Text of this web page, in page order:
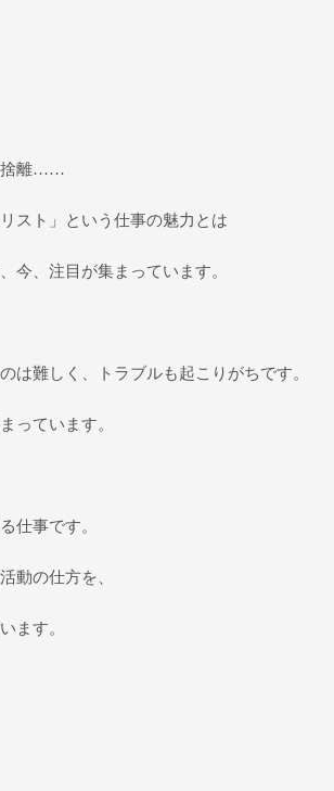
捨離……
スト」という仕事の魅力とは
今、注目が集まっています。
は難しく、トラブルも起こりがちです。
っています。
仕事です。
動の仕方を、
ます。